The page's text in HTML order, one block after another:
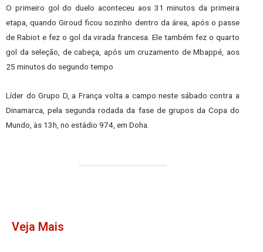
O primeiro gol do duelo aconteceu aos 31 minutos da primeira
etapa, quando Giroud ficou sozinho dentro da área, após o passe
de Rabiot e fez o gol da virada francesa. Ele também fez o quarto
gol da seleção, de cabeça, após um cruzamento de Mbappé, aos
25 minutos do segundo tempo
Líder do Grupo D, a França volta a campo neste sábado contra a
Dinamarca, pela segunda rodada da fase de grupos da Copa do
Mundo, às 13h, no estádio 974, em Doha.
Veja Mais